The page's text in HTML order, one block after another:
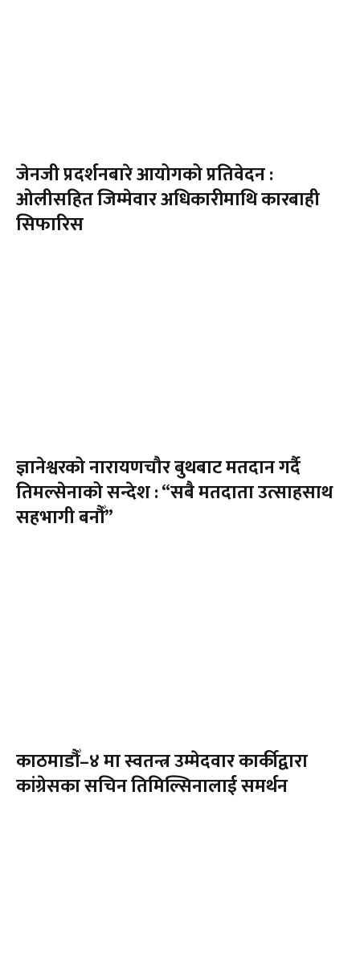
जेनजी प्रदर्शनबारे आयोगको प्रतिवेदन :
ओलीसहित जिम्मेवार अधिकारीमाथि कारबाही
सिफारिस
ज्ञानेश्वरको नारायणचौर बुथबाट मतदान गर्दै
तिमल्सेनाको सन्देश : “सबै मतदाता उत्साहसाथ
सहभागी बनौँ”
काठमाडौँ–४ मा स्वतन्त्र उम्मेदवार कार्कीद्वारा
कांग्रेसका सचिन तिमिल्सिनालाई समर्थन